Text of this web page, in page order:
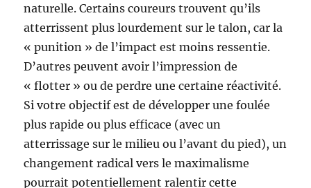
naturelle. Certains coureurs trouvent qu’ils
atterrissent plus lourdement sur le talon, car la
« punition » de l’impact est moins ressentie.
D’autres peuvent avoir l’impression de
« flotter » ou de perdre une certaine réactivité.
Si votre objectif est de développer une foulée
plus rapide ou plus efficace (avec un
atterrissage sur le milieu ou l’avant du pied), un
changement radical vers le maximalisme
pourrait potentiellement ralentir cette